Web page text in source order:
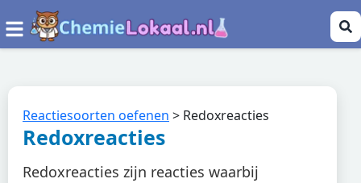
Reactiesoorten oefenen > Redoxreacties
Redoxreacties
Redoxreacties zijn reacties waarbij